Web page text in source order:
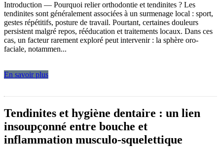
Introduction — Pourquoi relier orthodontie et tendinites ? Les
tendinites sont généralement associées à un surmenage local : sport,
gestes répétitifs, posture de travail. Pourtant, certaines douleurs
persistent malgré repos, rééducation et traitements locaux. Dans ces
cas, un facteur rarement exploré peut intervenir : la sphère oro-
faciale, notammen...
En savoir plus
Tendinites et hygiène dentaire : un lien
insoupçonné entre bouche et
inflammation musculo-squelettique